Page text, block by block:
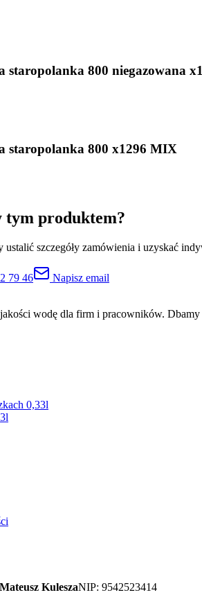
staropolanka 800 niegazowana
staropolanka 800 x1296 MIX
tym produktem?
ustalić szczegóły zamówienia i uzyskać
79 46 Napisz email
wodę dla firm i pracowników. Dbamy
0,33l
KuleszaNIP: 9542523414